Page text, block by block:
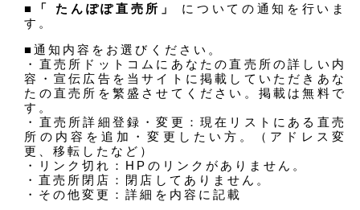
■「 たんぽぽ直売所」 についての通知を行いま
す。
■通知内容をお選びください。
・直売所ドットコムにあなたの直売所の詳しい内
容・宣伝広告を当サイトに掲載していただきあな
たの直売所を繁盛させてください。掲載は無料で
す。
・直売所詳細登録・変更：現在リストにある直売
所の内容を追加・変更したい方。（アドレス変
更、移転したなど）
・リンク切れ：HPのリンクがありません。
・直売所閉店：閉店してありません。
・その他変更：詳細を内容に記載